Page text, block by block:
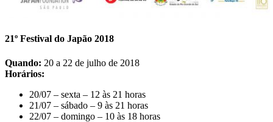
21º Festival do Japão 2018
Quando: 20 a 22 de julho de 2018
Horários:
20/07 – sexta – 12 às 21 horas
21/07 – sábado – 9 às 21 horas
22/07 – domingo – 10 às 18 horas